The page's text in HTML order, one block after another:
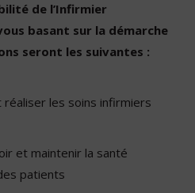
de l’Infirmier
basant sur la démarche
seront les suivantes :
réaliser les soins infirmiers
et maintenir la santé
patients